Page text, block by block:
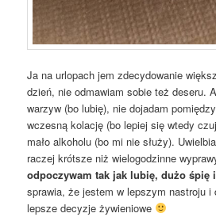
Ja na urlopach jem zdecydowanie
dzień, nie odmawiam sobie też deseru.
warzyw (bo lubię), nie dojadam
wczesną kolację (bo lepiej się wtedy
mało alkoholu (bo mi nie służy).
raczej krótsze niż wielogodzinne
odpoczywam tak jak lubię, dużo śpię
sprawia, że jestem w lepszym nastroju i
lepsze decyzje żywieniowe